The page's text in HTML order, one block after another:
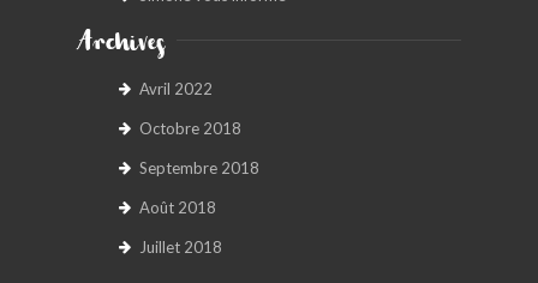
Archives
Avril 2022
Octobre 2018
Septembre 2018
Août 2018
Juillet 2018